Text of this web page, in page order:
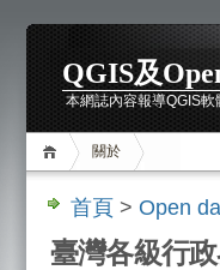
QGIS及
本網誌內容報導QGIS
關於
首頁 > Open
臺灣各級行